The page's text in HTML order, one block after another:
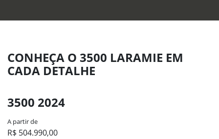
CONHEÇA O 3500 LARAMIE EM
CADA DETALHE
3500 2024
A partir de
R$ 504.990,00